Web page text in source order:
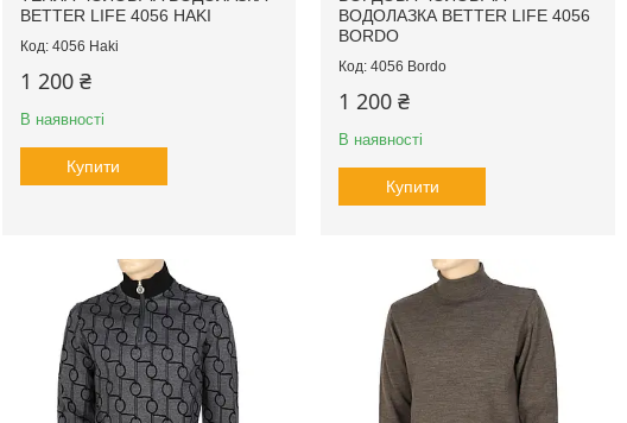
BETTER LIFE 4056 HAKI
4056 Haki
1 200 ₴
В наявності
Купити
ВОДОЛАЗКА BETTER LIFE 4056
BORDO
4056 Bordo
1 200 ₴
В наявності
Купити